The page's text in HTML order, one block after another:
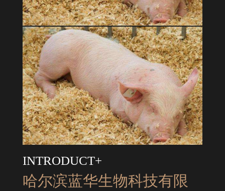
INTRODUCT+
哈尔滨蓝华生物科技有限